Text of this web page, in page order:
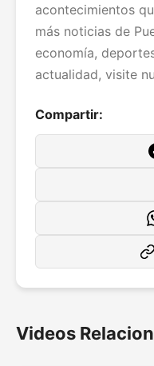
acontecimientos
más noticias de
economía,
actualidad, visite
Compartir:
Videos